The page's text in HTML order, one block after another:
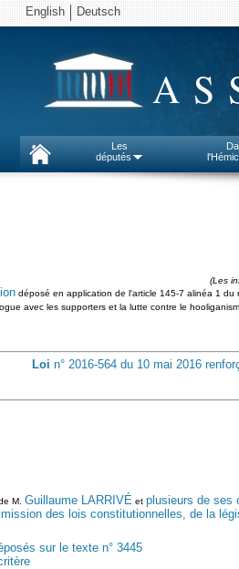
English Deutsch
Les
députés
(Les
déposé en application de l'article 145-7 alinéa 1 du
avec les supporters et la lutte contre le
Loi n° 2016-564 du 10 mai 2016
M. Guillaume LARRIVÉ et plusieurs de ses
des lois constitutionnelles, de la
sur le texte n° 3445